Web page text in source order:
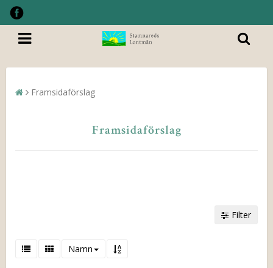
Framsidaförslag
Framsidaförslag
Filter
Namn